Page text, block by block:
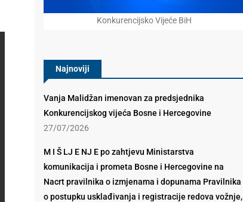
Konkurencijsko Vijeće BiH
Najnoviji
Vanja Malidžan imenovan za predsjednika
Konkurencijskog vijeća Bosne i Hercegovine
27/07/2026
M I Š LJ E NJ E po zahtjevu Ministarstva
komunikacija i prometa Bosne i Hercegovine na
Nacrt pravilnika o izmjenama i dopunama Pravilnika
o postupku usklađivanja i registracije redova vožnje,